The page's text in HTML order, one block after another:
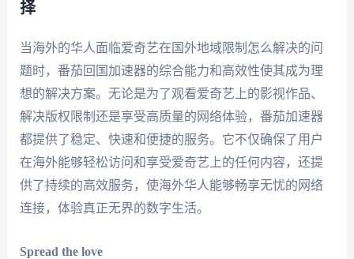
择
当海外的华人面临爱奇艺在国外地域限制怎么解决的问
题时，番茄回国加速器的综合能力和高效性使其成为理
想的解决方案。无论是为了观看爱奇艺上的影视作品、
解决版权限制还是享受高质量的网络体验，番茄加速器
都提供了稳定、快速和便捷的服务。它不仅确保了用户
在海外能够轻松访问和享受爱奇艺上的任何内容，还提
供了持续的高效服务，使海外华人能够畅享无忧的网络
连接，体验真正无界的数字生活。
Spread the love